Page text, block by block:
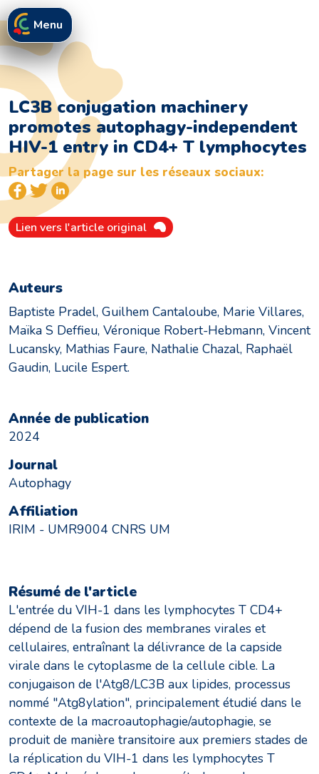
Menu
LC3B conjugation machinery
promotes autophagy-independent
HIV-1 entry in CD4+ T lymphocytes
Partager la page sur les réseaux sociaux:
Lien vers l'article original
Auteurs
Baptiste Pradel, Guilhem Cantaloube, Marie Villares,
Maïka S Deffieu, Véronique Robert-Hebmann, Vincent
Lucansky, Mathias Faure, Nathalie Chazal, Raphaël
Gaudin, Lucile Espert.
Année de publication
2024
Journal
Autophagy
Affiliation
IRIM - UMR9004 CNRS UM
Résumé de l'article
L'entrée du VIH-1 dans les lymphocytes T CD4+
dépend de la fusion des membranes virales et
cellulaires, entraînant la délivrance de la capside
virale dans le cytoplasme de la cellule cible. La
conjugaison de l'Atg8/LC3B aux lipides, processus
nommé "Atg8ylation", principalement étudié dans le
contexte de la macroautophagie/autophagie, se
produit de manière transitoire aux premiers stades de
la réplication du VIH-1 dans les lymphocytes T